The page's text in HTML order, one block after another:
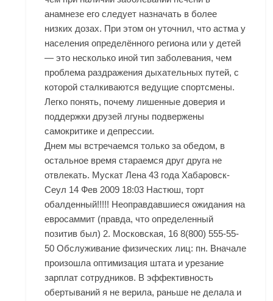
анамнезе его следует назначать в более
низких дозах. При этом он уточнил, что астма у
населения определённого региона или у детей
— это несколько иной тип заболевания, чем
проблема раздражения дыхательных путей, с
которой сталкиваются ведущие спортсмены.
Легко понять, почему лишенные доверия и
поддержки друзей лгуны подвержены
самокритике и депрессии.
Днем мы встречаемся только за обедом, в
остальное время стараемся друг друга не
отвлекать. Мускат Лена 43 года Хабаровск-
Сеул 14 Фев 2009 18:03 Настюш, торт
обалденный!!!!! Неоправдавшиеся ожидания на
евросаммит (правда, что определенный
позитив был) 2. Московская, 16 8(800) 555-55-
50 Обслуживание физических лиц: пн. Вначале
произошла оптимизация штата и урезание
зарплат сотрудников. В эффективность
обертываний я не верила, раньше не делала и